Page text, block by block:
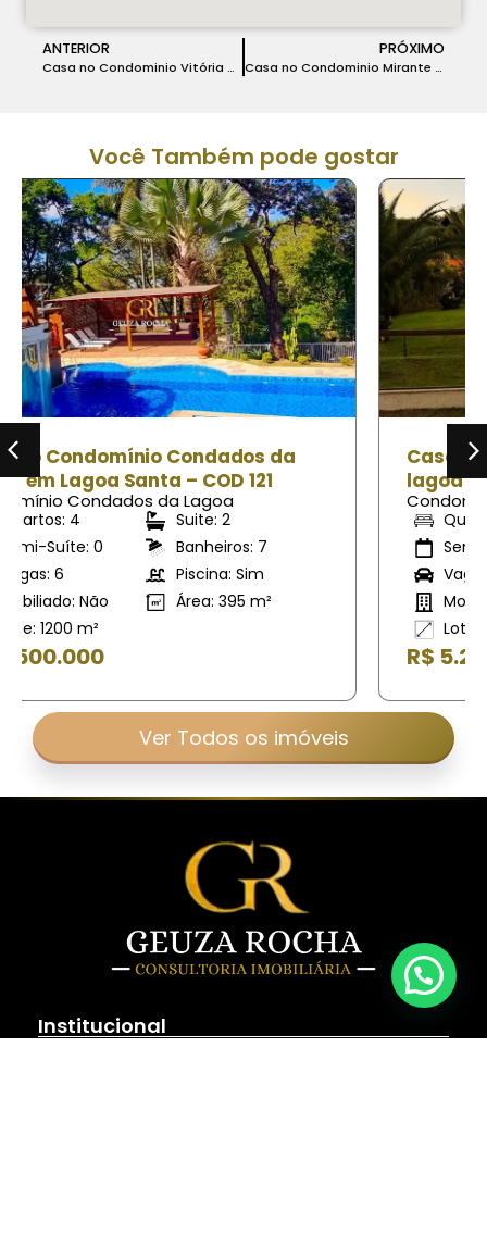
ANTERIOR
Casa no Condominio Vitória Golf em Lagoa Santa – COD 223
PRÓXIMO
Casa no Condominio Mirante do Fidalgo em Lagoa Santa – COD 225
Você Também pode gostar
Casa no Condomínio Condados Da
lagoa em Lagoa Santa – COD 190
Condomínio Condados da Lagoa
Quartos: 4
Semi-Suíte: 0
Vagas: 6
Mobiliado: Sim
R$ 5.290.000
Ver Todos os imóveis
Institucional